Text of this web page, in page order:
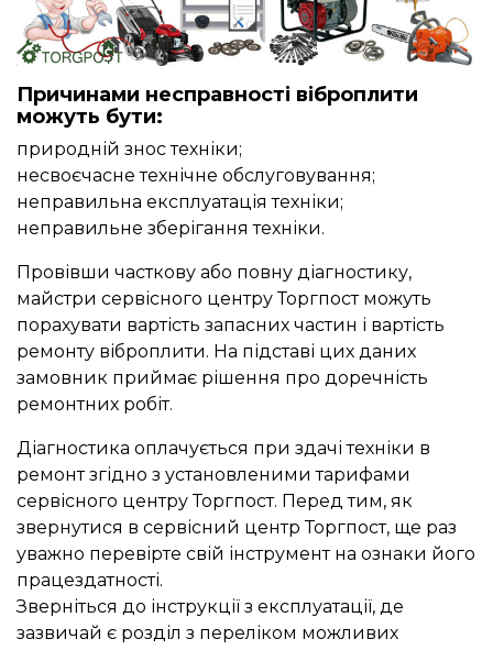
Причинами несправності віброплити
можуть бути:
природній знос техніки;
несвоєчасне технічне обслуговування;
неправильна експлуатація техніки;
неправильне зберігання техніки.
Провівши часткову або повну діагностику,
майстри сервісного центру Торгпост можуть
порахувати вартість запасних частин і вартість
ремонту віброплити. На підставі цих даних
замовник приймає рішення про доречність
ремонтних робіт.
Діагностика оплачується при здачі техніки в
ремонт згідно з установленими тарифами
сервісного центру Торгпост. Перед тим, як
звернутися в сервісний центр Торгпост, ще раз
уважно перевірте свій інструмент на ознаки його
працездатності.
Зверніться до інструкції з експлуатації, де
зазвичай є розділ з переліком можливих